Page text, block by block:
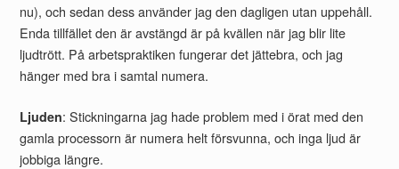
nu), och sedan dess använder jag den dagligen utan uppehåll.
Enda tillfället den är avstängd är på kvällen när jag blir lite
ljudtrött. På arbetspraktiken fungerar det jättebra, och jag
hänger med bra i samtal numera.
Ljuden: Stickningarna jag hade problem med i örat med den
gamla processorn är numera helt försvunna, och inga ljud är
jobbiga längre.